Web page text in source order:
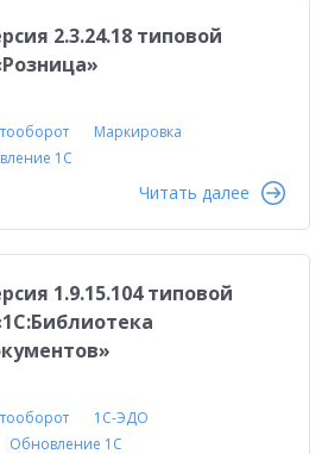
2.3.24.18 типовой
Маркировка
1С
Читать далее
1.9.15.104 типовой
1С-ЭДО
Обновление 1С